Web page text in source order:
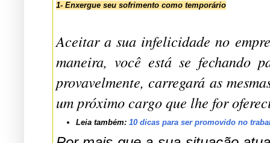
1- Enxergue seu sofrimento como temporário
Aceitar a sua infelicidade no emprego atual como
maneira, você está se fechando para mudanças importantes em sua
provavelmente, carregará as mesmas frustrações para um próximo emprego ou para
um próximo cargo que lhe for
Leia também: 10 dicas para ser promovido no